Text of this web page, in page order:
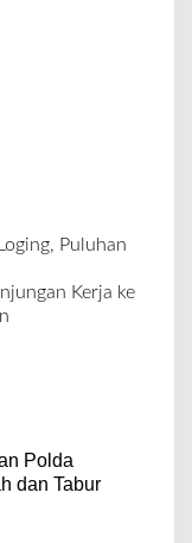
Puluhan
Kerja ke
Polda
dan Tabur